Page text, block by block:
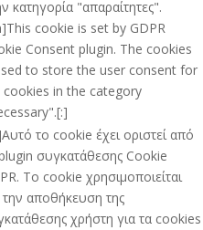
κατηγορία "απαραίτητες".
cookie is set by GDPR
Consent plugin. The cookies
to store the user consent for
cookies in the category
το cookie έχει οριστεί από
συγκατάθεσης Cookie
Το cookie χρησιμοποιείται
την αποθήκευση της
χρήστη για τα cookies